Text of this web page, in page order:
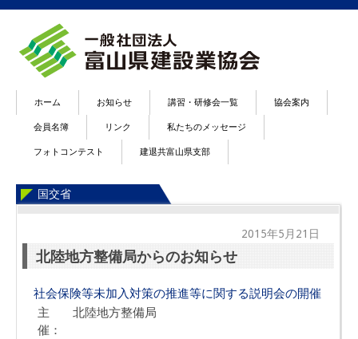
ホーム お知らせ 講習・研修会一覧 協会案内
会員名簿 リンク 私たちのメッセージ
フォトコンテスト 建退共富山県支部
国交省
2015年5月21日
北陸地方整備局からのお知らせ
社会保険等未加入対策の推進等に関する説明会の開催
主
催：
北陸地方整備局